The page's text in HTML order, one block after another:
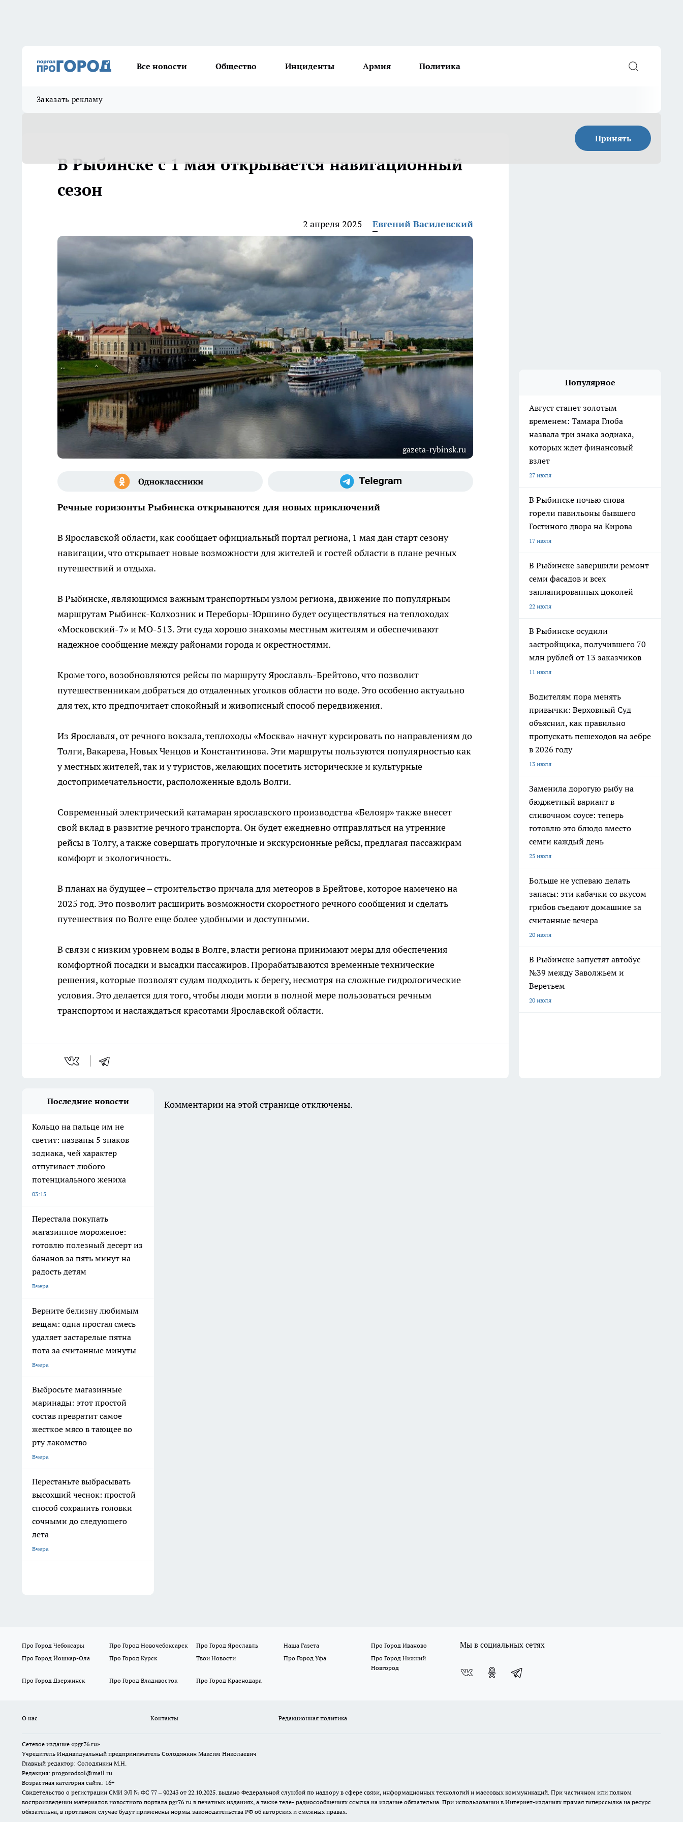
Все новости Общество Инциденты Армия Политика
Заказать рекламу
Принять
В Рыбинске с 1 мая открывается навигационный
сезон
2 апреля 2025 Евгений Василевский
gazeta-rybinsk.ru
Речные горизонты Рыбинска открываются для новых приключений
В Ярославской области, как сообщает официальный портал региона, 1 мая дан старт сезону
навигации, что открывает новые возможности для жителей и гостей области в плане речных
путешествий и отдыха.
В Рыбинске, являющимся важным транспортным узлом региона, движение по популярным
маршрутам Рыбинск-Колхозник и Переборы-Юршино будет осуществляться на теплоходах
«Московский-7» и МО-513. Эти суда хорошо знакомы местным жителям и обеспечивают
надежное сообщение между районами города и окрестностями.
Кроме того, возобновляются рейсы по маршруту Ярославль-Брейтово, что позволит
путешественникам добраться до отдаленных уголков области по воде. Это особенно актуально
для тех, кто предпочитает спокойный и живописный способ передвижения.
Из Ярославля, от речного вокзала, теплоходы «Москва» начнут курсировать по направлениям до
Толги, Вакарева, Новых Ченцов и Константинова. Эти маршруты пользуются популярностью как
у местных жителей, так и у туристов, желающих посетить исторические и культурные
достопримечательности, расположенные вдоль Волги.
Современный электрический катамаран ярославского производства «Белояр» также внесет
свой вклад в развитие речного транспорта. Он будет ежедневно отправляться на утренние
рейсы в Толгу, а также совершать прогулочные и экскурсионные рейсы, предлагая пассажирам
комфорт и экологичность.
В планах на будущее – строительство причала для метеоров в Брейтове, которое намечено на
2025 год. Это позволит расширить возможности скоростного речного сообщения и сделать
путешествия по Волге еще более удобными и доступными.
В связи с низким уровнем воды в Волге, власти региона принимают меры для обеспечения
комфортной посадки и высадки пассажиров. Прорабатываются временные технические
решения, которые позволят судам подходить к берегу, несмотря на сложные гидрологические
условия. Это делается для того, чтобы люди могли в полной мере пользоваться речным
транспортом и наслаждаться красотами Ярославской области.
Популярное
Август станет золотым
временем: Тамара Глоба
назвала три знака зодиака,
которых ждет финансовый
взлет
27 июля
В Рыбинске ночью снова
горели павильоны бывшего
Гостиного двора на Кирова
17 июля
В Рыбинске завершили ремонт
семи фасадов и всех
запланированных цоколей
22 июля
В Рыбинске осудили
застройщика, получившего 70
млн рублей от 13 заказчиков
11 июля
Водителям пора менять
привычки: Верховный Суд
объяснил, как правильно
пропускать пешеходов на зебре
в 2026 году
13 июля
Заменила дорогую рыбу на
бюджетный вариант в
сливочном соусе: теперь
готовлю это блюдо вместо
семги каждый день
25 июля
Больше не успеваю делать
запасы: эти кабачки со вкусом
грибов съедают домашние за
считанные вечера
20 июля
В Рыбинске запустят автобус
№39 между Заволжьем и
Веретьем
20 июля
Последние новости
Кольцо на пальце им не
светит: названы 5 знаков
зодиака, чей характер
отпугивает любого
потенциального жениха
03:15
Перестала покупать
магазинное мороженое:
готовлю полезный десерт из
бананов за пять минут на
радость детям
Вчера
Верните белизну любимым
вещам: одна простая смесь
удаляет застарелые пятна
пота за считанные минуты
Вчера
Выбросьте магазинные
маринады: этот простой
состав превратит самое
жесткое мясо в тающее во
рту лакомство
Вчера
Перестаньте выбрасывать
высохший чеснок: простой
способ сохранить головки
сочными до следующего
лета
Вчера
Комментарии на этой странице отключены.
Про Город Чебоксары Про Город Новочебоксарск Про Город Ярославль Наша Газета
Про Город Иваново
Про Город Йошкар-Ола
Про Город Курск Твои Новости Про Город Уфа
Про Город Нижний
Новгород
Про Город Дзержинск
Про Город Владивосток Про Город Краснодара
Мы в социальных сетях
О нас Контакты Редакционная политика
Сетевое издание «pgr76.ru»
Учредитель Индивидуальный предприниматель Солодянкин Максим Николаевич
Главный редактор: Солодянкин М.Н.
Редакция: progorodsol@mail.ru
Возрастная категория сайта: 16+
Свидетельство о регистрации СМИ ЭЛ № ФС 77 – 90243 от 22.10.2025. выдано Федеральной службой по надзору в сфере связи, информационных технологий и массовых коммуникаций. При частичном или полном
воспроизведении материалов новостного портала pgr76.ru в печатных изданиях, а также теле- радиосообщениях ссылка на издание обязательна. При использовании в Интернет-изданиях прямая гиперссылка на ресурс
обязательна, в противном случае будут применены нормы законодательства РФ об авторских и смежных правах.